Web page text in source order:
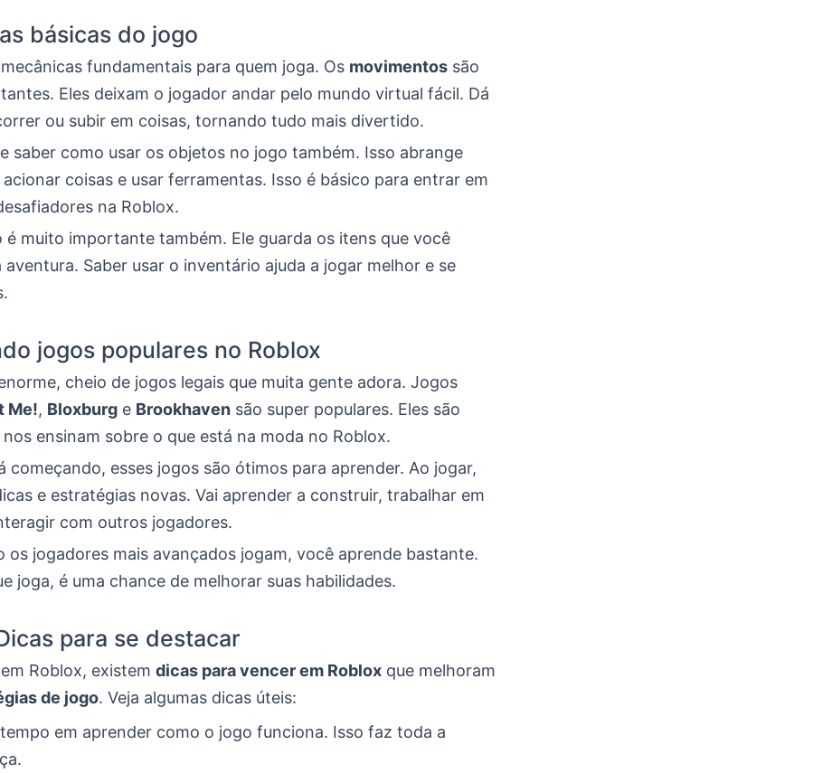
básicas do jogo
fundamentais para quem joga. Os movimentos são
Eles deixam o jogador andar pelo mundo virtual fácil. Dá
ou subir em coisas, tornando tudo mais divertido.
saber como usar os objetos no jogo também. Isso abrange
coisas e usar ferramentas. Isso é básico para entrar em
na Roblox.
é muito importante também. Ele guarda os itens que você
Saber usar o inventário ajuda a jogar melhor e se
jogos populares no Roblox
cheio de jogos legais que muita gente adora. Jogos
Me!, Bloxburg e Brookhaven são super populares. Eles são
ensinam sobre o que está na moda no Roblox.
começando, esses jogos são ótimos para aprender. Ao jogar,
e estratégias novas. Vai aprender a construir, trabalhar em
com outros jogadores.
os jogadores mais avançados jogam, você aprende bastante.
joga, é uma chance de melhorar suas habilidades.
para se destacar
Roblox, existem dicas para vencer em Roblox que melhoram
de jogo. Veja algumas dicas úteis:
em aprender como o jogo funciona. Isso faz toda a